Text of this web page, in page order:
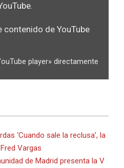
.
de YouTube
player» directamente
‘Cuando sale la reclusa’, la
Vargas
de Madrid presenta la V